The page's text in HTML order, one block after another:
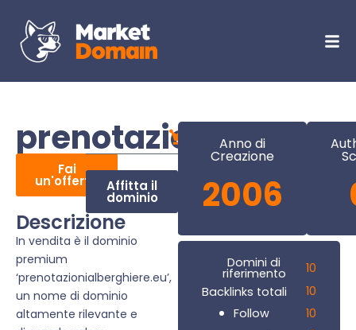
Fai
un'offerta Affitta il
dominio
Descrizione
In vendita è il dominio
premium
‘prenotazionialberghiere.eu’,
un nome di dominio
altamente rilevante e
Anno di
Creazione
2006
Domini di
riferimento
10
Backlinks totali
10
Follow
10